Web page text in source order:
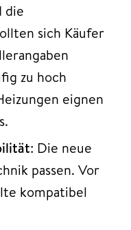
die
sich Käufer
zu hoch
eignen
: Die neue
passen. Vor
kompatibel